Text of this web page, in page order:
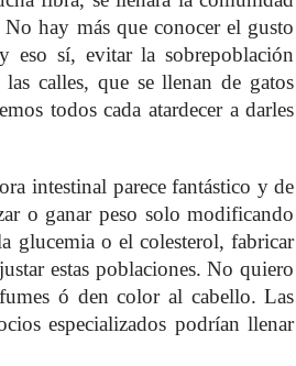
hay más que conocer el gusto
eso sí, evitar la sobrepoblación
calles, que se llenan de gatos
todos cada atardecer a darles
intestinal parece fantástico y de
o ganar peso solo modificando
glucemia o el colesterol, fabricar
estas poblaciones. No quiero
ó den color al cabello. Las
especializados podrían llenar